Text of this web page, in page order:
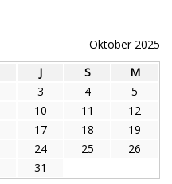
Oktober 2025
J S
M
3 4
5
10 11
12
17 18
19
24 25
26
31